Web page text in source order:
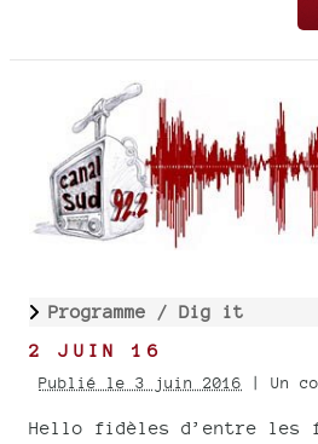
Programme / Dig it
2 JUIN 16
Publié le 3 juin 2016 | Un
Hello fidèles d’entre les